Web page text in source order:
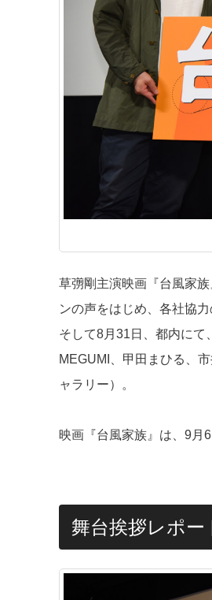
草彅剛主演映画『台風家
ンの声をはじめ、各社協
そして8月31日、都内にて
MEGUMI、甲田まひる、
ャラリー）。
映画『台風家族』は、9月
舞台挨拶レポー